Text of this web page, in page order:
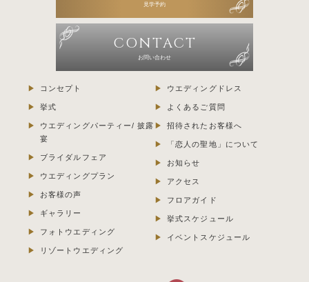
見学予約
CONTACT
お問い合わせ
コンセプト
挙式
ウエディングパーティー/ 披露
宴
ブライダルフェア
ウエディングプラン
お客様の声
ギャラリー
フォトウエディング
リゾートウエディング
ウエディングドレス
よくあるご質問
招待されたお客様へ
「恋人の聖地」について
お知らせ
アクセス
フロアガイド
挙式スケジュール
イベントスケジュール